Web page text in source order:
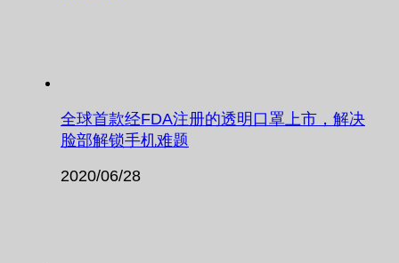
全球首款经FDA注册的透明口罩上市，解决
脸部解锁手机难题
2020/06/28